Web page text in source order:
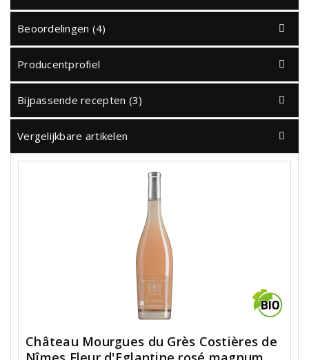
Beoordelingen (4)
Producentprofiel
Bijpassende recepten (3)
Vergelijkbare artikelen
Château Mourgues du Grès Costières de